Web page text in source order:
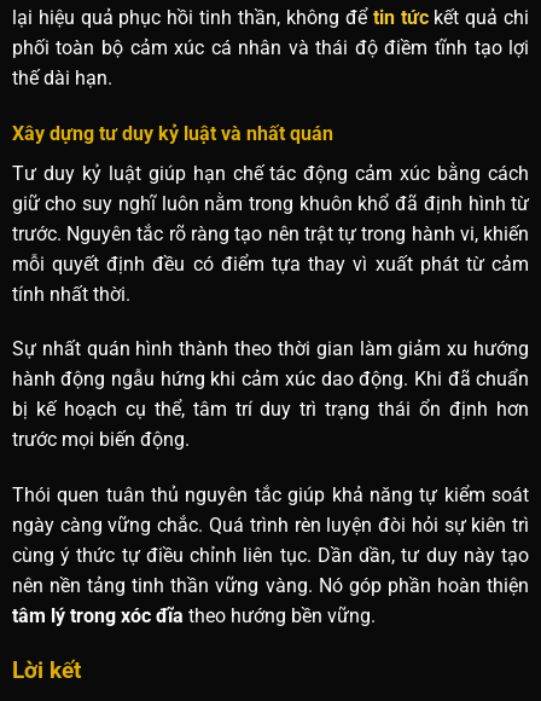
lại hiệu quả phục hồi tinh thần, không để tin tứckết quả chi
phối toàn bộ cảm xúc cá nhân và thái độ điềm tĩnh tạo lợi
thế dài hạn.
Xây dựng tư duy kỷ luật và nhất quán
Tư duy kỷ luật giúp hạn chế tác động cảm xúc bằng cách
giữ cho suy nghĩ luôn nằm trong khuôn khổ đã định hình từ
trước. Nguyên tắc rõ ràng tạo nên trật tự trong hành vi, khiến
mỗi quyết định đều có điểm tựa thay vì xuất phát từ cảm
tính nhất thời.
Sự nhất quán hình thành theo thời gian làm giảm xu hướng
hành động ngẫu hứng khi cảm xúc dao động. Khi đã chuẩn
bị kế hoạch cụ thể, tâm trí duy trì trạng thái ổn định hơn
trước mọi biến động.
Thói quen tuân thủ nguyên tắc giúp khả năng tự kiểm soát
ngày càng vững chắc. Quá trình rèn luyện đòi hỏi sự kiên trì
cùng ý thức tự điều chỉnh liên tục. Dần dần, tư duy này tạo
nên nền tảng tinh thần vững vàng. Nó góp phần hoàn thiện
tâm lý trong xóc đĩa theo hướng bền vững.
Lời kết